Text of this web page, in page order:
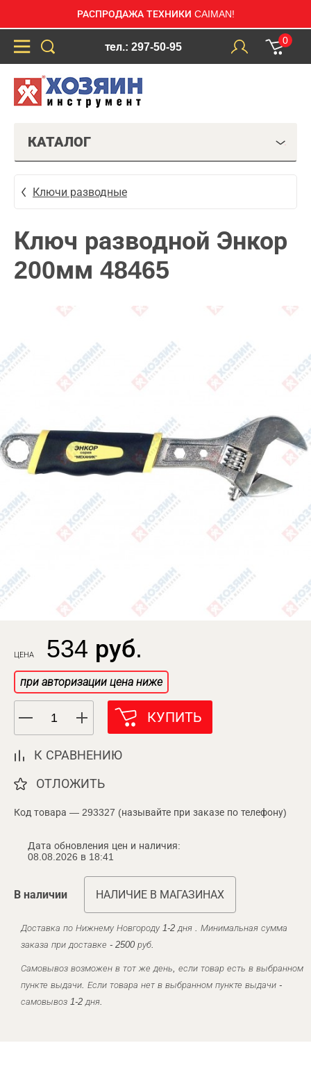
РАСПРОДАЖА ТЕХНИКИ CAIMAN!
тел.: 297-50-95
0
КАТАЛОГ
Ключи разводные
Ключ разводной Энкор
200мм 48465
ЦЕНА 534 руб.
при авторизации цена ниже
КУПИТЬ
К СРАВНЕНИЮ
ОТЛОЖИТЬ
Код товара — 293327 (называйте при заказе по телефону)
Дата обновления цен и наличия:
08.08.2026 в 18:41
В наличии НАЛИЧИЕ В МАГАЗИНАХ
Доставка по Нижнему Новгороду 1-2 дня . Минимальная сумма
заказа при доставке - 2500 руб.
Самовывоз возможен в тот же день, если товар есть в выбранном
пункте выдачи. Если товара нет в выбранном пункте выдачи -
самовывоз 1-2 дня.